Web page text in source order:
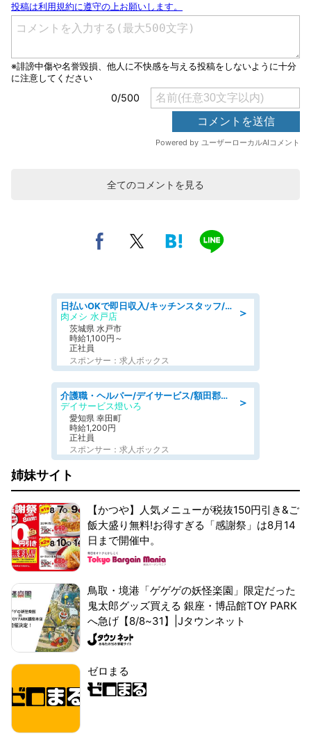
全てのコメントを見る
＞
日払いOKで即日収入/キッチンスタッフ/「原付免許必須」デリバリー業務など、自己成長可能な幅広い仕事に挑戦!髪型自由&ピアス・ネイルOK/茨城県/水戸市
肉メシ 水戸店
茨城県 水戸市
時給1,100円～
正社員
スポンサー：求人ボックス
＞
介護職・ヘルパー/デイサービス/額田郡幸田町/JR東海道本線 幸田/愛知県
デイサービス燈いろ
愛知県 幸田町
時給1,200円
正社員
スポンサー：求人ボックス
姉妹サイト
【かつや】人気メニューが税抜150円引き&ご
飯大盛り無料!お得すぎる「感謝祭」は8月14
日まで開催中。
鳥取・境港「ゲゲゲの妖怪楽園」限定だった
鬼太郎グッズ買える 銀座・博品館TOY PARK
へ急げ【8/8~31】|Jタウンネット
ゼロまる